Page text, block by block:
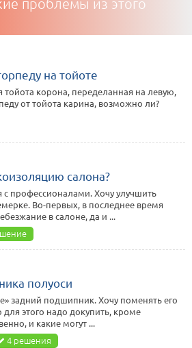
проблемы из этого
на тойоте
корона, переделанная на левую,
от тойота карина, возможно ли?
салона?
с профессионалами. Хочу улучшить
Во-первых, в последнее время
в салоне, да и ...
полуоси
задний подшипник. Хочу поменять его
для этого надо докупить, кроме
и какие могут ...
4 решения